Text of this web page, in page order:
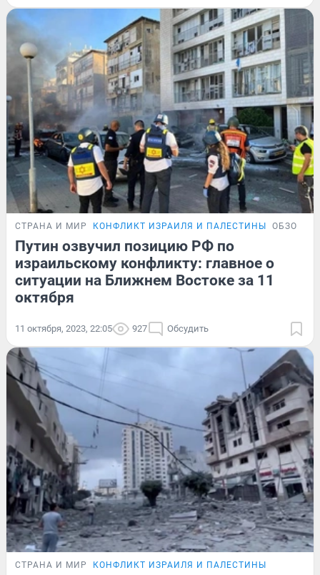
СТРАНА И МИР КОНФЛИКТ ИЗРАИЛЯ И ПАЛЕСТИНЫ ОБЗОР
Путин озвучил позицию РФ по
израильскому конфликту: главное о
ситуации на Ближнем Востоке за 11
октября
11 октября, 2023, 22:05 927 Обсудить
СТРАНА И МИР КОНФЛИКТ ИЗРАИЛЯ И ПАЛЕСТИНЫ